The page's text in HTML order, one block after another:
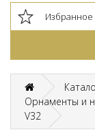
Избранное
Орнаменты и
V32